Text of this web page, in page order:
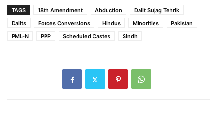
TAGS 18th Amendment Abduction
Dalit Sujag Tehrik
Dalits
Forces Conversions Hindus Minorities
Pakistan
PML-N
PPP Scheduled Castes Sindh